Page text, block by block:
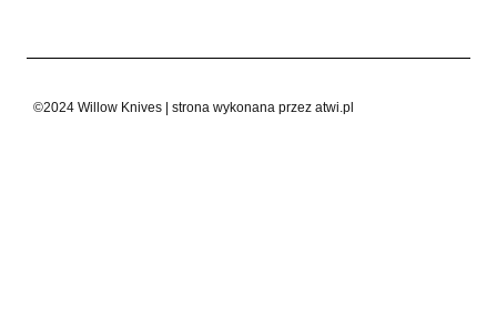
©2024 Willow Knives | strona wykonana przez atwi.pl